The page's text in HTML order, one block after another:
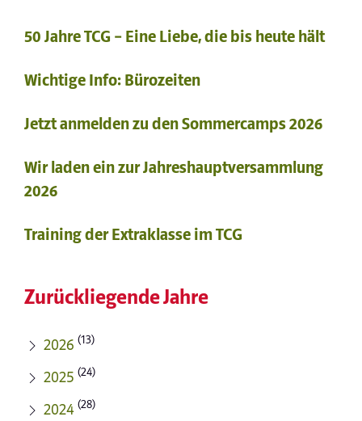
50 Jahre TCG – Eine Liebe, die bis heute hält
Wichtige Info: Bürozeiten
Jetzt anmelden zu den Sommercamps 2026
Wir laden ein zur Jahreshauptversammlung
2026
Training der Extraklasse im TCG
Zurückliegende Jahre
2026 (13)
2025 (24)
2024 (28)